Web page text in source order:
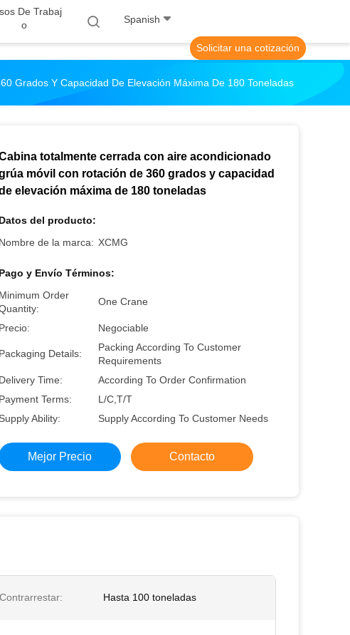
De Trabaj
O
Spanish
Solicitar una cotización
Grados Y Capacidad De Elevación Máxima De 180 Toneladas
totalmente cerrada con aire acondicionado
móvil con rotación de 360 grados y capacidad
elevación máxima de 180 toneladas
Datos del producto:
Nombre de la marca: XCMG
Pago y Envío Términos:
Minimum Order
One Crane
Precio: Negociable
Packaging Details:
Packing According To Customer
Requirements
Delivery Time:
According To Order Confirmation
Payment Terms:
L/C,T/T
Supply Ability:
Supply According To Customer Needs
Mejor Precio Contacto
Contrarrestar: Hasta 100 toneladas